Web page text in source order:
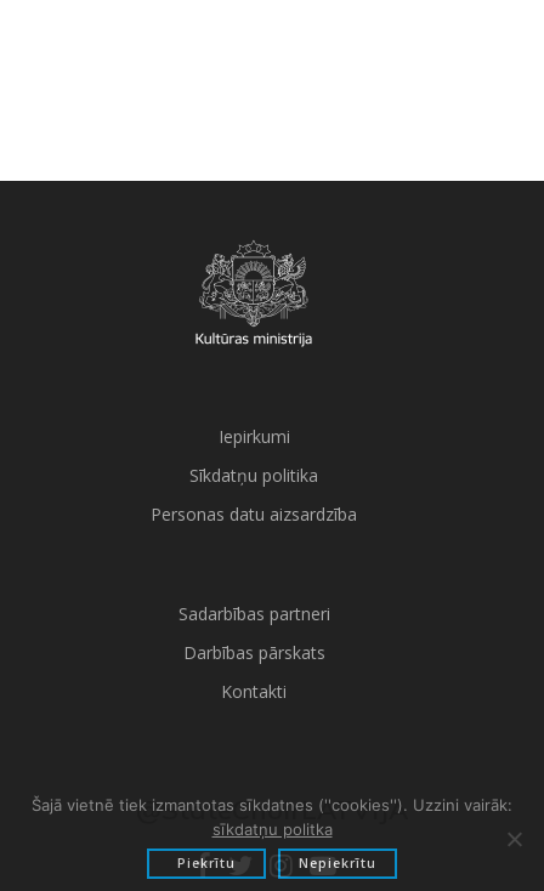
Iepirkumi
Sīkdatņu politika
Personas datu aizsardzība
Sadarbības partneri
Darbības pārskats
Kontakti
@StateChoirLATVIJA
Šajā vietnē tiek izmantotas sīkdatnes (''cookies''). Uzzini vairāk:
sīkdatņu politka
Piekrītu Nepiekrītu